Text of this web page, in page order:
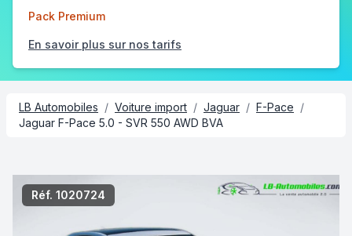
Pack Premium
En savoir plus sur nos tarifs
LB Automobiles / Voiture import / Jaguar / F-Pace /
Jaguar F-Pace 5.0 - SVR 550 AWD BVA
Réf. 1020724